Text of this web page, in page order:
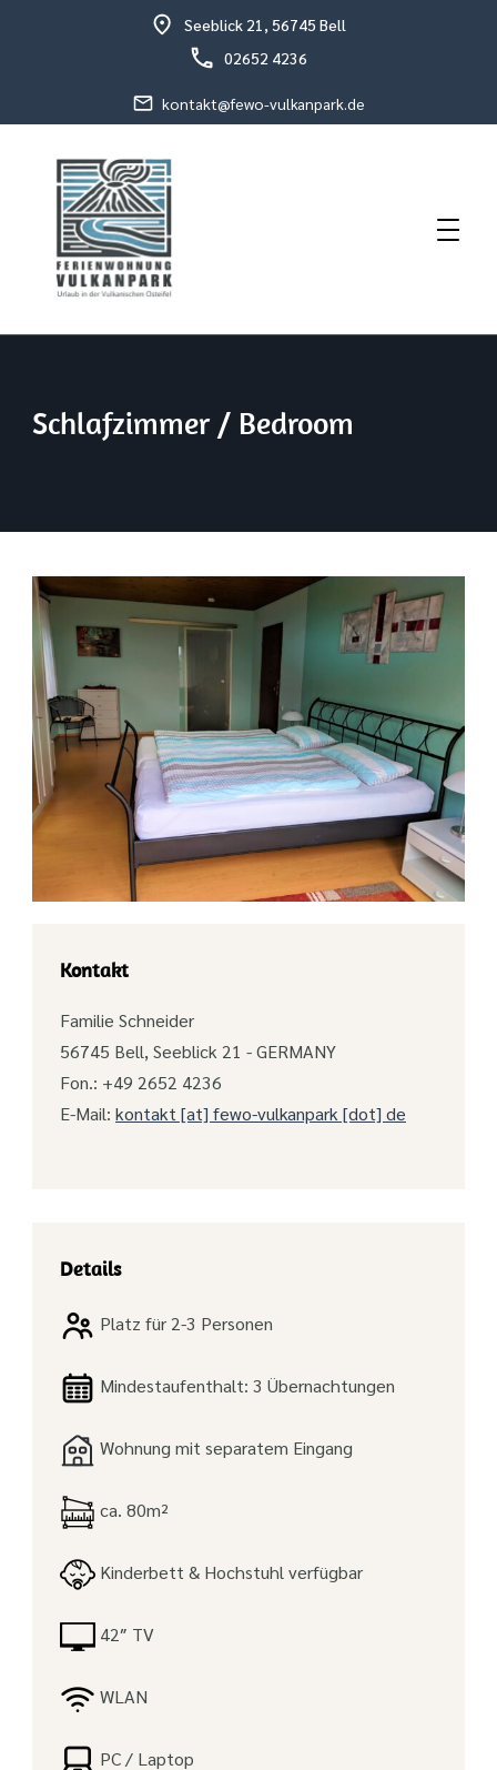
Seeblick 21, 56745 Bell
02652 4236
kontakt@fewo-vulkanpark.de
Fewo Vulkanpark
Schlafzimmer / Bedroom
Kontakt
Familie Schneider
56745 Bell, Seeblick 21 - GERMANY
Fon.: +49 2652 4236
E-Mail: kontakt [at] fewo-vulkanpark [dot] de
Details
Platz für 2-3 Personen
Mindestaufenthalt: 3 Übernachtungen
Wohnung mit separatem Eingang
ca. 80m²
Kinderbett & Hochstuhl verfügbar
42″ TV
WLAN
PC / Laptop